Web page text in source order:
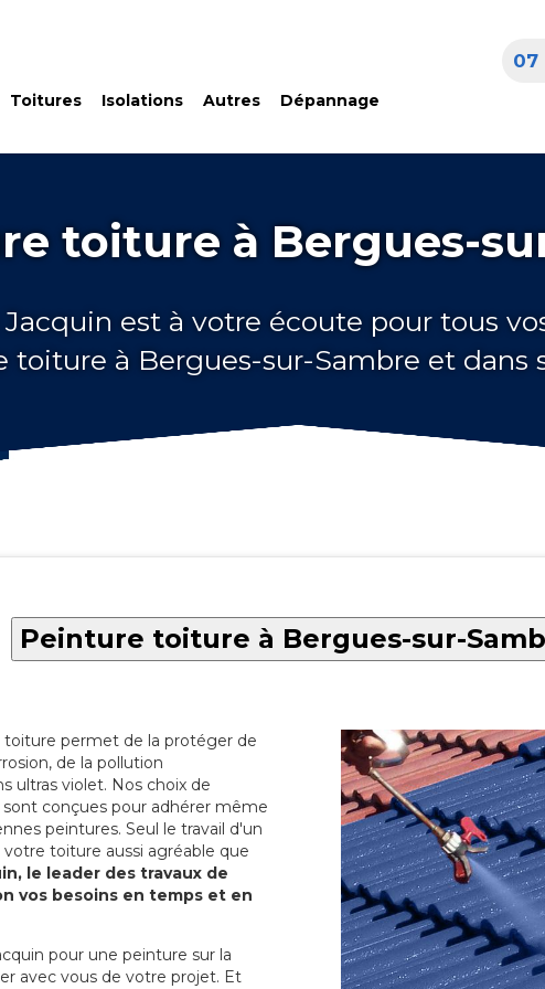
Toitures Isolations Autres Dépannage
07
toiture à Bergues-
est à votre écoute pour tous
toiture à Bergues-sur-Sambre et dans
Peinture toiture à Bergues-sur-
toiture permet de la protéger de
de la pollution
ultras violet. Nos choix de
conçues pour adhérer même
peintures. Seul le travail d'un
toiture aussi agréable que
le leader des travaux de
vos besoins en temps et en
pour une peinture sur la
avec vous de votre projet. Et